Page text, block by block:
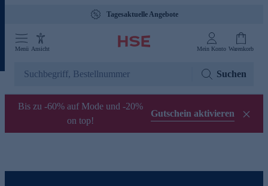
Tagesaktuelle Angebote
Menü Ansicht Mein Konto Warenkorb
Suchen
Bis zu -60% auf Mode und -20%
on top!
Gutschein aktivieren